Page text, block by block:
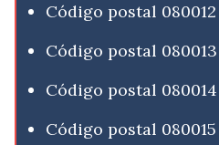
Código postal 080012
Código postal 080013
Código postal 080014
Código postal 080015